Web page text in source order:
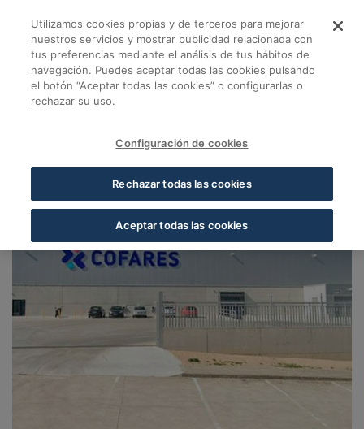
Almacén Orense -
Volver a Almacenes Cofares
Orense
32901, Orense, Orense
Utilizamos cookies propias y de terceros para mejorar
nuestros servicios y mostrar publicidad relacionada con
tus preferencias mediante el análisis de tus hábitos de
navegación. Puedes aceptar todas las cookies pulsando
el botón “Aceptar todas las cookies” o configurarlas o
rechazar su uso.
Configuración de cookies
Rechazar todas las cookies
Aceptar todas las cookies